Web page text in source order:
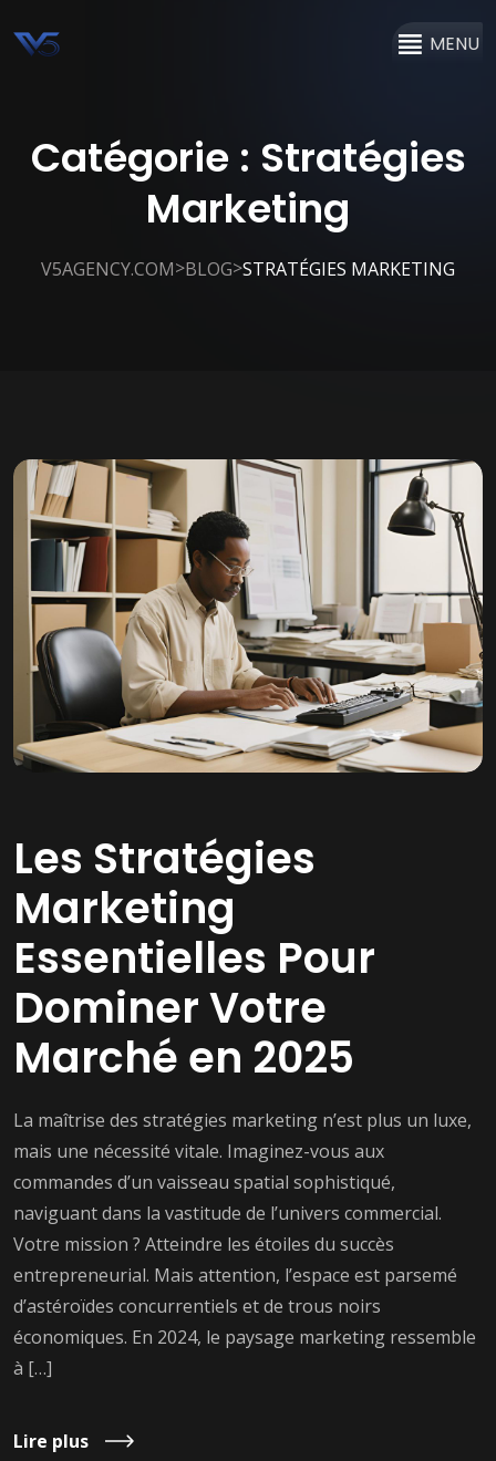
MENU
Catégorie : Stratégies
Marketing
V5AGENCY.COM>BLOG>STRATÉGIES MARKETING
Les Stratégies
Marketing
Essentielles Pour
Dominer Votre
Marché en 2025
La maîtrise des stratégies marketing n’est plus un luxe,
mais une nécessité vitale. Imaginez-vous aux
commandes d’un vaisseau spatial sophistiqué,
naviguant dans la vastitude de l’univers commercial.
Votre mission ? Atteindre les étoiles du succès
entrepreneurial. Mais attention, l’espace est parsemé
d’astéroïdes concurrentiels et de trous noirs
économiques. En 2024, le paysage marketing ressemble
à […]
Lire plus